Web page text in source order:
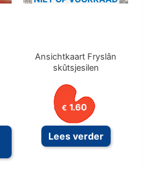
Ansichtkaart Fryslân
skûtsjesilen
€ 1.60
Lees verder